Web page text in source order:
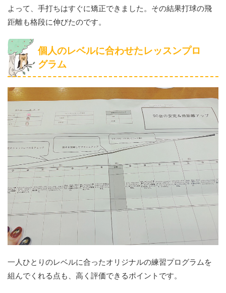
よって、手打ちはすぐに矯正できました。その結果打球の飛
距離も格段に伸びたのです。
個人のレベルに合わせたレッスンプロ
グラム
一人ひとりのレベルに合ったオリジナルの練習プログラムを
組んでくれる点も、高く評価できるポイントです。